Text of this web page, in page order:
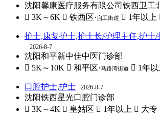
沈阳馨康医疗服务有限公司铁西卫工
 3K～6K  铁西区· 启工街道  1年以上
护士,康复护士,护士长/护理主任,护士
2026-8-7
沈阳和平新中佳中医门诊部
 5K～10K  和平区·马路湾街道  1年以
口腔护士,护士 2026-8-7
沈阳铁西星光口腔门诊部
 3K～4K  皇姑区  1年以上  大专